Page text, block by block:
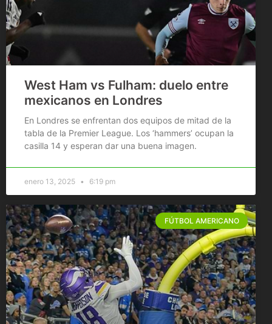
West Ham vs Fulham: duelo entre
mexicanos en Londres
En Londres se enfrentan dos equipos de mitad de la
tabla de la Premier League. Los ‘hammers’ ocupan la
casilla 14 y esperan dar una buena imagen.
enero 13, 2025 6:19 pm
FÚTBOL AMERICANO